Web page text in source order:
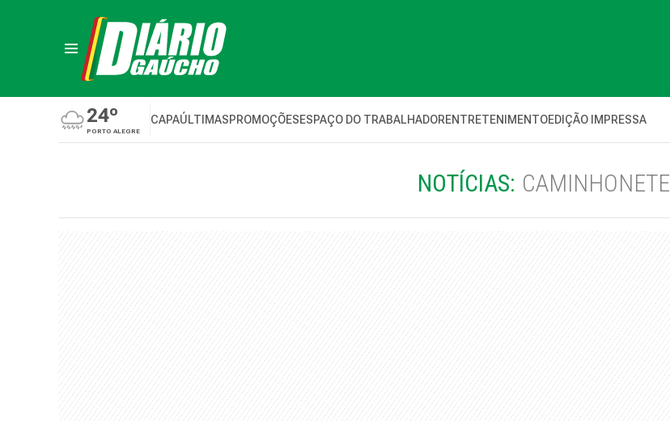
24º
PORTO ALEGRE
CAPAÚLTIMASPROMOÇÕESESPAÇO DO TRABALHADORENTRETENIMENTOEDIÇÃO IMPRESSA
NOTÍCIAS: CAMINHONETE